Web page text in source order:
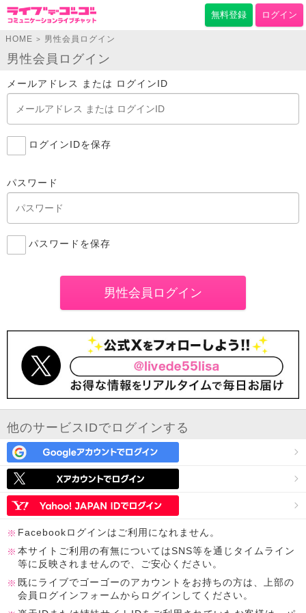
無料登録 ログイン
HOME > 男性会員ログイン
男性会員ログイン
メールアドレス または ログインID
ログインIDを保存
パスワード
パスワードを保存
他のサービスIDでログインする
Facebookログインはご利用になれません。
本サイトご利用の有無についてはSNS等を通じタイムライン
等に反映されませんので、ご安心ください。
既にライブでゴーゴーのアカウントをお持ちの方は、上部の
会員ログインフォームからログインしてください。